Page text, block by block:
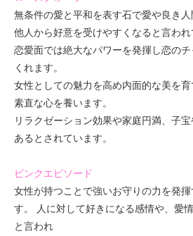
無条件の愛と平和を表す石で愛や良き
他人から好意を受けやすくなると言われ
恋愛面では絶大なパワーを発揮し恋の
くれます。
女性としての魅力を高め内面的な美を
素直な心を養います。
リラクゼーション効果や家庭円満、子
あるとされています。
ピンクエピソード
女性が持つことで強いお守りの力を発
す。 人に対して好きになる感情や、愛
と言われ